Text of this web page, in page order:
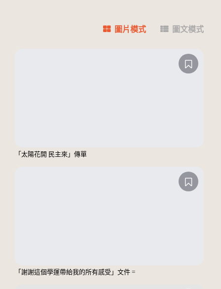
圖片模式 圖文模式
「太陽花開 民主來」傳單
「謝謝這個學運帶給我的所有感受」文件 =